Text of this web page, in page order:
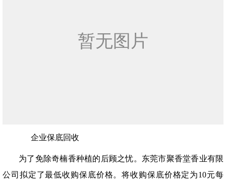
企业保底回收
为了免除奇楠香种植的后顾之忧。东莞市聚香堂香业有限
公司拟定了最低收购保底价格。将收购保底价格定为10元每